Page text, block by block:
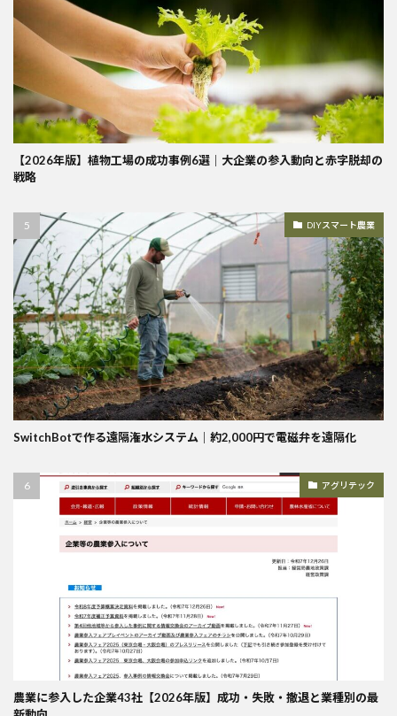
【2026年版】植物工場の成功事例6選｜大企業の参入動向と赤字脱却の
戦略
DIYスマート農業
SwitchBotで作る遠隔潅水システム｜約2,000円で電磁弁を遠隔化
アグリテック
農業に参入した企業43社【2026年版】成功・失敗・撤退と業種別の最